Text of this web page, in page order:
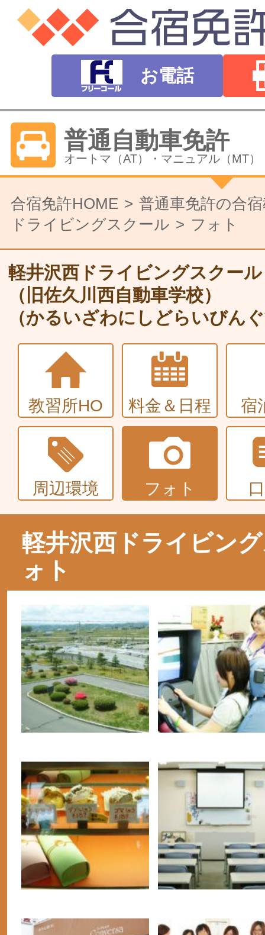
お電話
普通自動車免許
オートマ（AT）・マニュアル（MT）
バイク免許
普通二輪（中型二輪）・大型二輪
大型〜二種免許
中型・大型特殊・けん引・大型二種
普通車+バイク
同時取得
合宿免許HOME
普通車免許の合
ドライビングスクール
フォト
軽井沢西ドライビングスクー
（旧佐久川西自動車学校）
（かるいざわにしどらいびん
教習所HO 料金＆日程 宿
周辺環境 フォト
軽井沢西ドライビン
ォト